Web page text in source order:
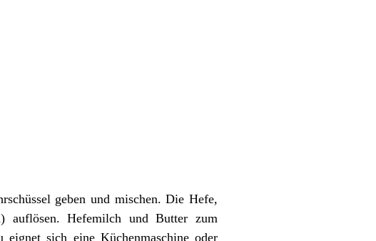
geben und mischen. Die Hefe,
auflösen. Hefemilch und Butter zum
sich eine Küchenmaschine oder